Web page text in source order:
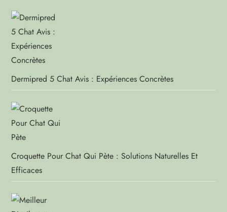
Dermipred 5 Chat Avis : Expériences Concrètes
Croquette Pour Chat Qui Pète : Solutions Naturelles Et
Efficaces